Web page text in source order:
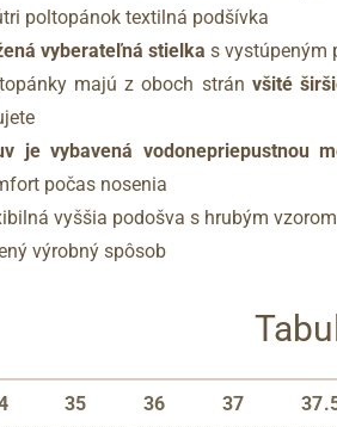
poltopánok textilná podšívka
vyberateľná stielka s vystúpeným
majú z oboch strán všité
je vybavená vodonepriepustnou
počas nosenia
vyššia podošva s hrubým vzorom
výrobný spôsob
35 36 37